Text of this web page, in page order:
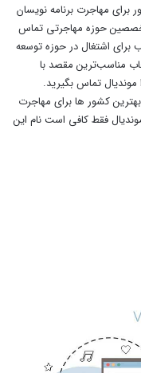
برای مهاجرت برنامه نویسان
حوزه مهاجرتی تماس
اشتغال در حوزه توسعه
مناسب‌ترین مقصد با
تماس بگیرید.
کشور ها برای مهاجرت
فقط کافی است نام این